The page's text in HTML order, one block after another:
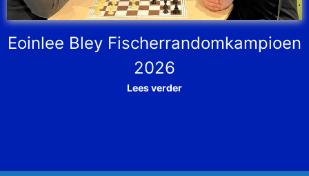
Eoinlee Bley Fischerrandomkampioen
2026
Lees verder